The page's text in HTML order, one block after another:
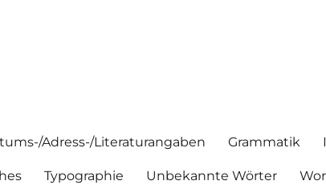
Adress-/Literaturangaben Grammatik
Typographie Unbekannte Wörter